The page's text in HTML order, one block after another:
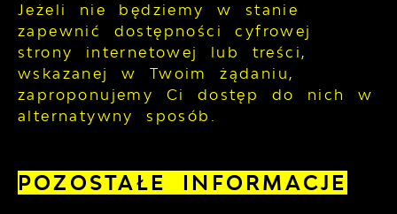
Jeżeli nie będziemy w stanie
zapewnić dostępności cyfrowej
strony internetowej lub treści,
wskazanej w Twoim żądaniu,
zaproponujemy Ci dostęp do nich w
alternatywny sposób.
POZOSTAŁE INFORMACJE